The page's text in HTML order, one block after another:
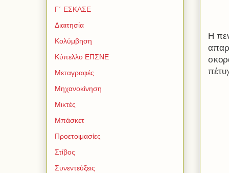
Η
Γ΄ ΕΣΚΑΣΕ
Διαιτησία
Κολύμβηση
Κύπελλο ΕΠΣΝΕ
Μεταγραφές
Μηχανοκίνηση
Μικτές
Μπάσκετ
Προετοιμασίες
Στίβος
Συνεντεύξεις